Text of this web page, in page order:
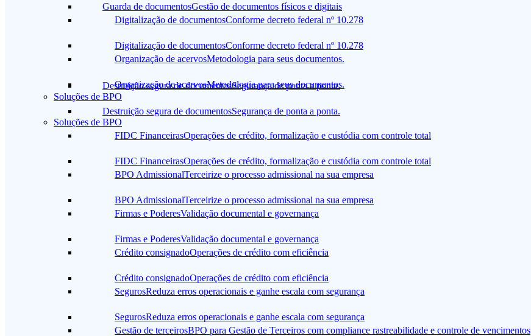
Guarda de documentosGestão de documentos físicos e digitais
Digitalização de documentosConforme decreto federal nº 10.278
Organização de acervosMetodologia para seus documentos.
Destruição segura de documentosSegurança de ponta a ponta.
Soluções de BPO
FIDC FinanceirasOperações de crédito, formalização e custódia com controle total
BPO AdmissionalTerceirize o processo admissional na sua empresa
Firmas e PoderesValidação documental e governança
Crédito consignadoOperações de crédito com eficiência
SegurosReduza erros operacionais e ganhe escala com segurança
Digitalização de documentosConforme decreto federal nº 10.278
Organização de acervosMetodologia para seus documentos.
Destruição segura de documentosSegurança de ponta a ponta.
Soluções de BPO
FIDC FinanceirasOperações de crédito, formalização e custódia com controle total
BPO AdmissionalTerceirize o processo admissional na sua empresa
Firmas e PoderesValidação documental e governança
Crédito consignadoOperações de crédito com eficiência
SegurosReduza erros operacionais e ganhe escala com segurança
Gestão de terceirosBPO para Gestão de Terceiros com compliance rastreabilidade e controle de vencimentos